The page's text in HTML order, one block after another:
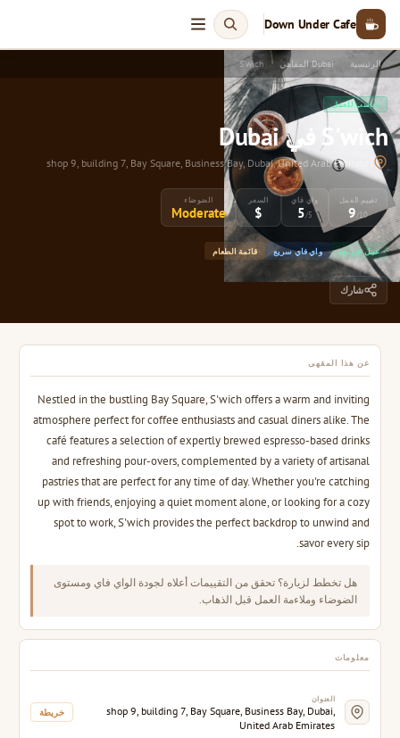
Down Under Cafe
الرئيسية Dubai المقاهي S'wich
مناسب للعمل
S'wich في Dubai
shop 9, building 7, Bay Square, Business Bay, Dubai, United Arab Emirates
تقييم العمل
9/10
واي فاي
5/5
السعر
$
الضوضاء
Moderate
عمل عن بعد واي فاي سريع قائمة الطعام
شارك
عن هذا المقهى
Nestled in the bustling Bay Square, S'wich offers a warm and inviting
atmosphere perfect for coffee enthusiasts and casual diners alike. The
café features a selection of expertly brewed espresso-based drinks
and refreshing pour-overs, complemented by a variety of artisanal
pastries that are perfect for any time of day. Whether you're catching
up with friends, enjoying a quiet moment alone, or looking for a cozy
spot to work, S'wich provides the perfect backdrop to unwind and
savor every sip.
هل تخطط لزيارة؟ تحقق من التقييمات أعلاه لجودة الواي فاي ومستوى
الضوضاء وملاءمة العمل قبل الذهاب.
معلومات
العنوان
shop 9, building 7, Bay Square, Business Bay, Dubai,
United Arab Emirates
خريطة